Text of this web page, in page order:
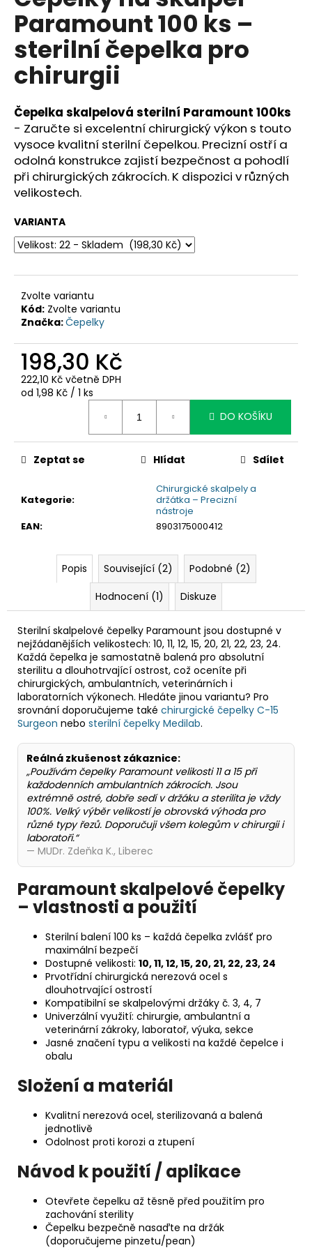
5,0
5
hvězdiček.
Paramount 100 ks –
sterilní čepelka pro
chirurgii
Čepelka skalpelová sterilní Paramount 100ks
- Zaručte si excelentní chirurgický výkon s touto
vysoce kvalitní sterilní čepelkou. Precizní ostří a
odolná konstrukce zajistí bezpečnost a pohodlí
při chirurgických zákrocích. K dispozici v různých
velikostech.
VARIANTA
Zvolte variantu
Kód: Zvolte variantu
Značka:Čepelky
198,30 Kč
222,10 Kč včetně DPH
Měrná
od 1,98 Kč / 1 ks
DO KOŠÍKU
Kategorie:
Chirurgické skalpely a
držátka – Precizní
nástroje
EAN: 8903175000412
Zeptat se Hlídat Sdílet
Popis Související (2)
Podobné (2)
Hodnocení (1)
Diskuze
Sterilní skalpelové čepelky Paramount jsou dostupné v
nejžádanějších velikostech: 10, 11, 12, 15, 20, 21, 22, 23, 24.
Každá čepelka je samostatně balená pro absolutní
sterilitu a dlouhotrvající ostrost, což oceníte při
chirurgických, ambulantních, veterinárních i
laboratorních výkonech. Hledáte jinou variantu? Pro
srovnání doporučujeme také chirurgické čepelky C-15
Surgeon nebo sterilní čepelky Medilab.
Reálná zkušenost zákaznice:
„Používám čepelky Paramount velikosti 11 a 15 při
každodenních ambulantních zákrocích. Jsou
extrémně ostré, dobře sedí v držáku a sterilita je vždy
100%. Velký výběr velikostí je obrovská výhoda pro
různé typy řezů. Doporučuji všem kolegům v chirurgii i
laboratoři.“
— MUDr. Zdeňka K., Liberec
Paramount skalpelové čepelky
– vlastnosti a použití
Sterilní balení 100 ks – každá čepelka zvlášť pro
maximální bezpečí
Dostupné velikosti: 10, 11, 12, 15, 20, 21, 22, 23, 24
Prvotřídní chirurgická nerezová ocel s
dlouhotrvající ostrostí
Kompatibilní se skalpelovými držáky č. 3, 4, 7
Univerzální využití: chirurgie, ambulantní a
veterinární zákroky, laboratoř, výuka, sekce
Jasné značení typu a velikosti na každé čepelce i
obalu
Složení a materiál
Kvalitní nerezová ocel, sterilizovaná a balená
jednotlivě
Odolnost proti korozi a ztupení
Návod k použití / aplikace
Otevřete čepelku až těsně před použitím pro
zachování sterility
Čepelku bezpečně nasaďte na držák
(doporučujeme pinzetu/pean)
a
j
í
t
?
HLEDAT
D
o
p
u
č
u
j
e
m
e